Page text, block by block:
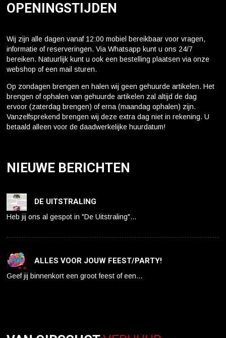
OPENINGSTIJDEN
Wij zijn alle dagen vanaf 12:00 mobiel bereikbaar voor vragen,
informatie of reserveringen. Via Whatsapp kunt u ons 24/7
bereiken. Natuurlijk kunt u ook een bestelling plaatsen via onze
webshop of een mail sturen.
Op zondagen brengen en halen wij geen gehuurde artikelen. Het
brengen of ophalen van gehuurde artikelen zal altijd de dag
ervoor (zaterdag brengen) of erna (maandag ophalen) zijn.
Vanzelfsprekend brengen wij deze extra dag niet in rekening. U
betaald alleen voor de daadwerkelijke huurdatum!
NIEUWE BERICHTEN
DE UITSTRALING
Heb jij ons al gespot in "De Uitstraling"…
ALLES VOOR JOUW FEEST/PARTY!
Geef jij binnenkort een groot feest of een…